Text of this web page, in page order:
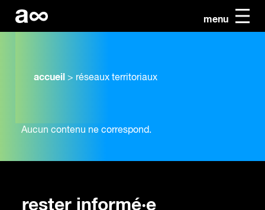
menu
accueil > réseaux territoriaux
Aucun contenu ne correspond.
rester informé·e